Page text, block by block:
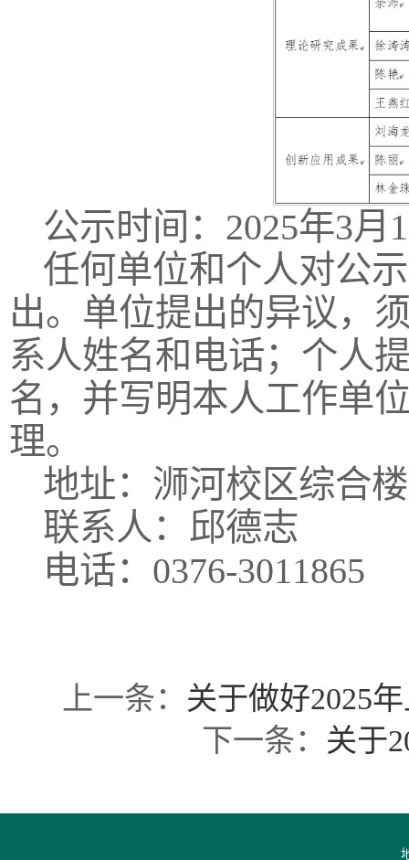
公示时间：2025年3月
任何单位和个人对公
出。单位提出的异议，
系人姓名和电话；个人
名，并写明本人工作单
理。
地址：浉河校区综合
联系人：邱德志
电话：0376-3011865
上一条： 关于做好2025
下一条： 关于